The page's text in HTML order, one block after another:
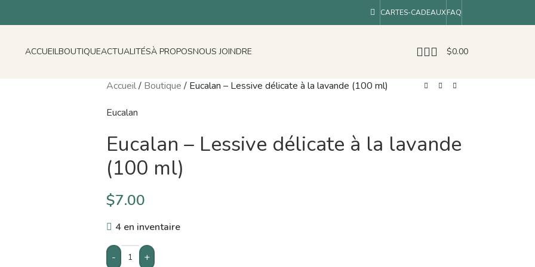
CARTES-CADEAUXFAQ
ACCUEILBOUTIQUEACTUALITÉSÀ PROPOSNOUS JOINDRE $0.00
Accueil/ Boutique / Eucalan – Lessive délicate à la lavande (100 ml)
Eucalan
Eucalan – Lessive délicate à la lavande
(100 ml)
$7.00
4 en inventaire
-
+